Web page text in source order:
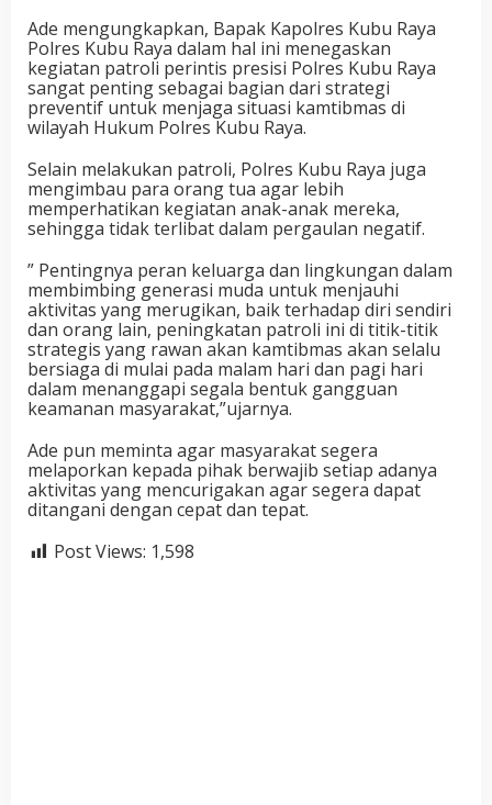
Ade mengungkapkan, Bapak Kapolres Kubu Raya
Polres Kubu Raya dalam hal ini menegaskan
kegiatan patroli perintis presisi Polres Kubu Raya
sangat penting sebagai bagian dari strategi
preventif untuk menjaga situasi kamtibmas di
wilayah Hukum Polres Kubu Raya.
Selain melakukan patroli, Polres Kubu Raya juga
mengimbau para orang tua agar lebih
memperhatikan kegiatan anak-anak mereka,
sehingga tidak terlibat dalam pergaulan negatif.
” Pentingnya peran keluarga dan lingkungan dalam
membimbing generasi muda untuk menjauhi
aktivitas yang merugikan, baik terhadap diri sendiri
dan orang lain, peningkatan patroli ini di titik-titik
strategis yang rawan akan kamtibmas akan selalu
bersiaga di mulai pada malam hari dan pagi hari
dalam menanggapi segala bentuk gangguan
keamanan masyarakat,”ujarnya.
Ade pun meminta agar masyarakat segera
melaporkan kepada pihak berwajib setiap adanya
aktivitas yang mencurigakan agar segera dapat
ditangani dengan cepat dan tepat.
Post Views: 1,598